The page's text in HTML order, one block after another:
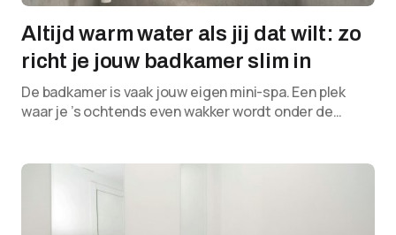
Altijd warm water als jij dat wilt: zo
richt je jouw badkamer slim in
De badkamer is vaak jouw eigen mini-spa. Een plek
waar je ’s ochtends even wakker wordt onder de…